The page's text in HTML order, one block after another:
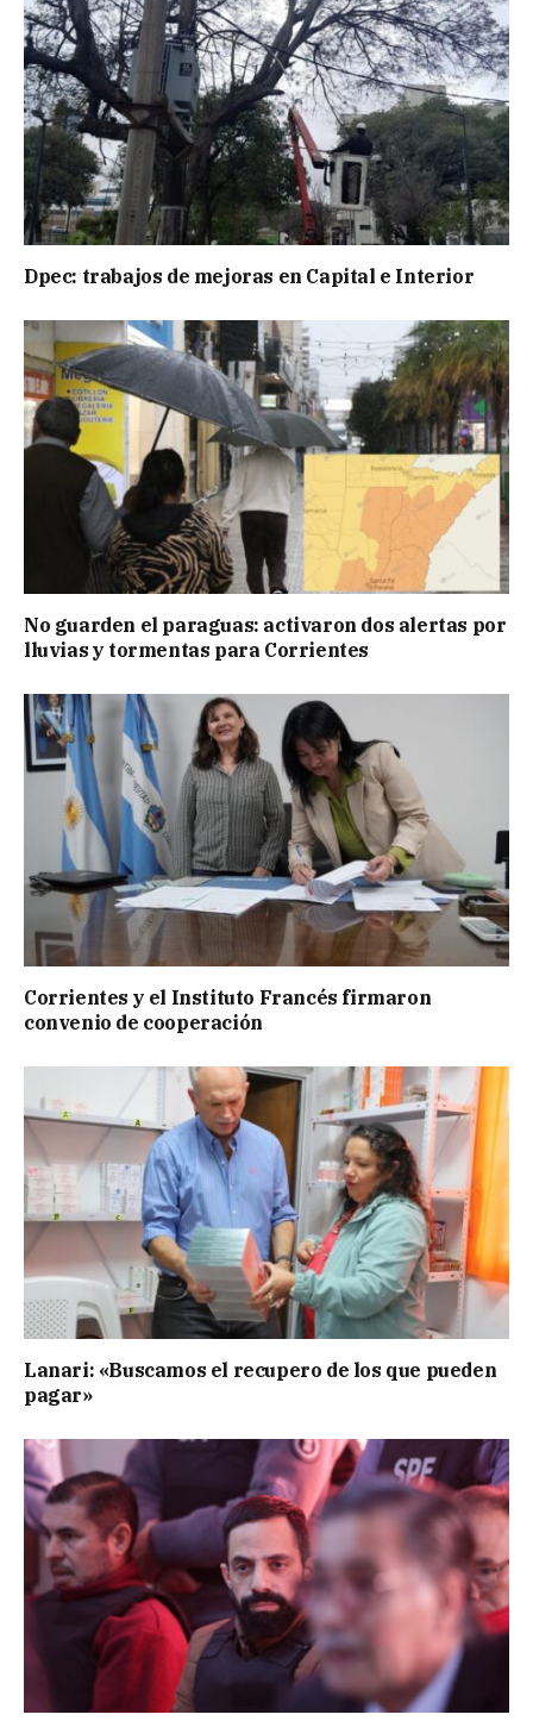
Dpec: trabajos de mejoras en Capital e Interior
No guarden el paraguas: activaron dos alertas por
lluvias y tormentas para Corrientes
Corrientes y el Instituto Francés firmaron
convenio de cooperación
Lanari: «Buscamos el recupero de los que pueden
pagar»